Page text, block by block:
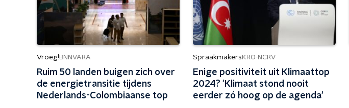
Vroeg! BNNVARA
Ruim 50 landen buigen zich over
de energietransitie tijdens
Nederlands-Colombiaanse top
Spraakmakers KRO-NCRV
Enige positiviteit uit Klimaattop
2024? 'Klimaat stond nooit
eerder zó hoog op de agenda'